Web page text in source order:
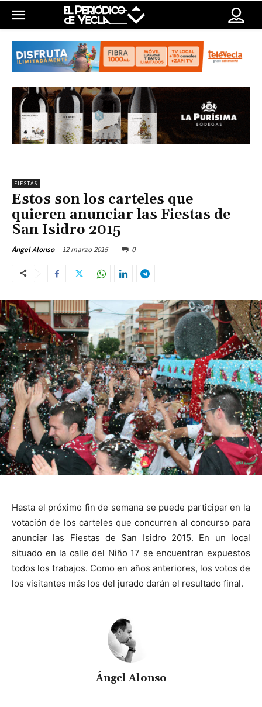
FIESTAS
Estos son los carteles que
quieren anunciar las Fiestas de
San Isidro 2015
Ángel Alonso 12 marzo 2015 0
Hasta el próximo fin de semana se puede participar en la
votación de los carteles que concurren al concurso para
anunciar las Fiestas de San Isidro 2015. En un local
situado en la calle del Niño 17 se encuentran expuestos
todos los trabajos. Como en años anteriores, los votos de
los visitantes más los del jurado darán el resultado final.
Ángel Alonso